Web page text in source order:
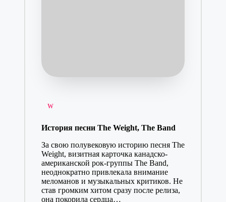
Posted
W
История песни The Weight, The Band
За свою полувековую историю песня The
Weight, визитная карточка канадско-
американской рок-группы The Band,
неоднократно привлекала внимание
меломанов и музыкальных критиков. Не
став громким хитом сразу после релиза,
она покорила сердца…